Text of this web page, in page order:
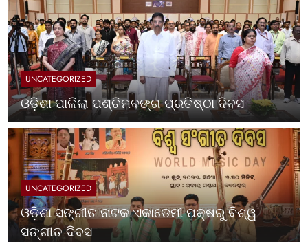
UNCATEGORIZED
ଓଡ଼ିଶା ପାଳିଲା ପଶ୍ଚିମବଙ୍ଗ ପ୍ରତିଷ୍ଠା ଦିବସ
UNCATEGORIZED
ଓଡ଼ିଶା ସଙ୍ଗୀତ ନାଟକ ଏକାଡେମୀ ପକ୍ଷରୁ ବିଶ୍ୱ
ସଙ୍ଗୀତ ଦିବସ